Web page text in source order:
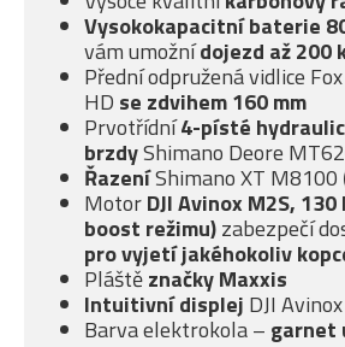
Vysokokapacitní baterie
vám umožnídojezd až 200
Přední odpružená vidlice
HD se zdvihem 160 mm
Prvotřídní4-písté
brzdyShimano Deore
ŘazeníShimano XT M8100
MotorDJI Avinox M2S,
boost režimu)zabezpečí
pro vyjetí jakéhokoliv
Pláštěznačky Maxxis
Intuitivní displej DJI
Barva elektrokola – garnet